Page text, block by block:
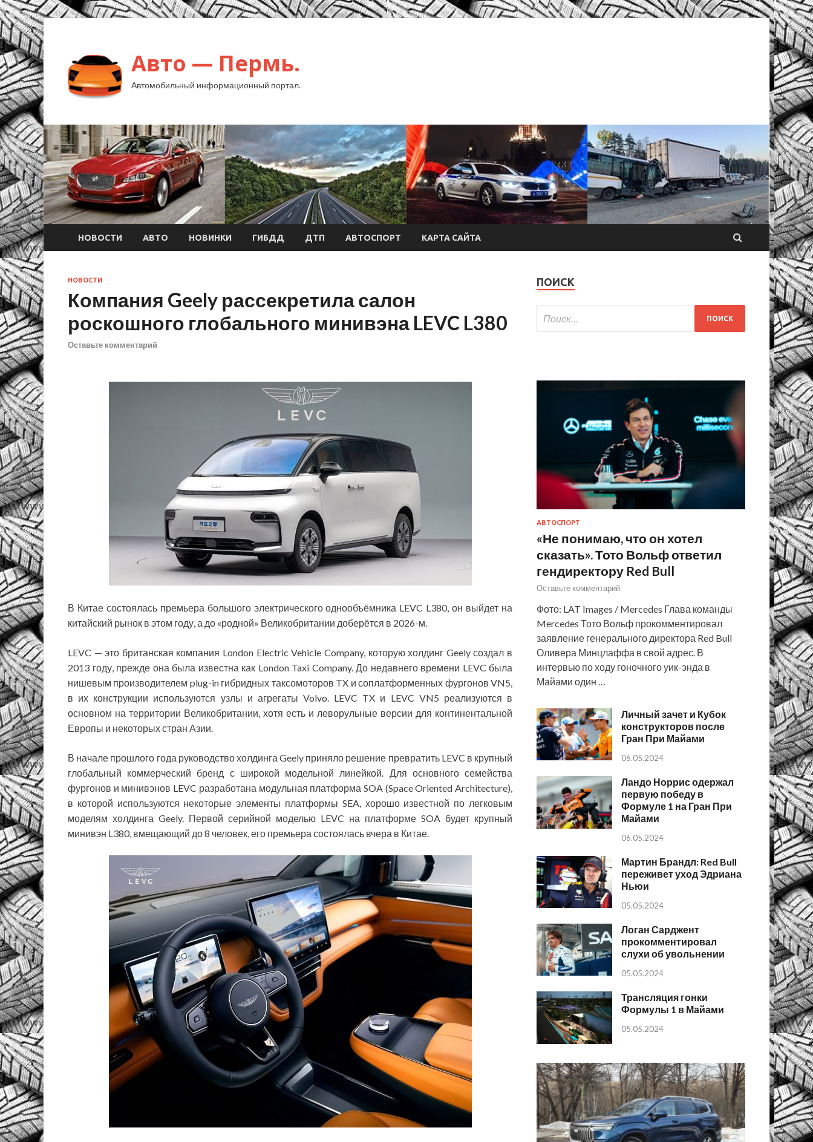
Авто — Пермь.
Автомобильный информационный портал.
НОВОСТИ АВТО НОВИНКИ ГИБДД ДТП АВТОСПОРТ КАРТА САЙТА
НОВОСТИ
Компания Geely рассекретила салон
роскошного глобального минивэна LEVC L380
Оставьте комментарий
В Китае состоялась премьера большого электрического однообъёмника LEVC L380, он выйдет на
китайский рынок в этом году, а до «родной» Великобритании доберётся в 2026-м.
LEVC — это британская компания London Electric Vehicle Company, которую холдинг Geely создал в
2013 году, прежде она была известна как London Taxi Company. До недавнего времени LEVC была
нишевым производителем plug-in гибридных таксомоторов TX и соплатформенных фургонов VN5,
в их конструкции используются узлы и агрегаты Volvo. LEVC TX и LEVC VN5 реализуются в
основном на территории Великобритании, хотя есть и леворульные версии для континентальной
Европы и некоторых стран Азии.
В начале прошлого года руководство холдинга Geely приняло решение превратить LEVC в крупный
глобальный коммерческий бренд с широкой модельной линейкой. Для основного семейства
фургонов и минивэнов LEVC разработана модульная платформа SOA (Space Oriented Architecture),
в которой используются некоторые элементы платформы SEA, хорошо известной по легковым
моделям холдинга Geely. Первой серийной моделью LEVC на платформе SOA будет крупный
минивэн L380, вмещающий до 8 человек, его премьера состоялась вчера в Китае.
ПОИСК
АВТОСПОРТ
«Не понимаю, что он хотел
сказать». Тото Вольф ответил
гендиректору Red Bull
Оставьте комментарий
Фото: LAT Images / Mercedes Глава команды
Mercedes Тото Вольф прокомментировал
заявление генерального директора Red Bull
Оливера Минцлаффа в свой адрес. В
интервью по ходу гоночного уик-энда в
Майами один …
Личный зачет и Кубок
конструкторов после
Гран При Майами
06.05.2024
Ландо Норрис одержал
первую победу в
Формуле 1 на Гран При
Майами
06.05.2024
Мартин Брандл: Red Bull
переживет уход Эдриана
Ньюи
05.05.2024
Логан Сарджент
прокомментировал
слухи об увольнении
05.05.2024
Трансляция гонки
Формулы 1 в Майами
05.05.2024